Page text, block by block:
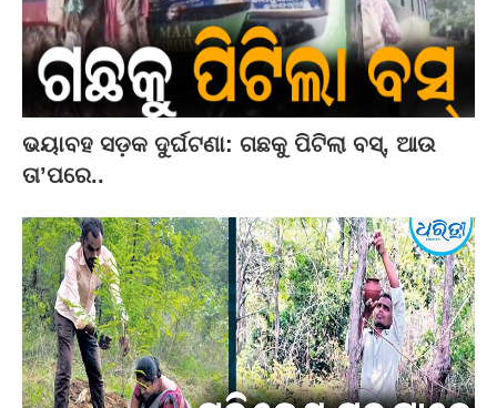
ଭୟାବହ ସଡ଼କ ଦୁର୍ଘଟଣା: ଗଛକୁ ପିଟିଲା ବସ୍‌, ଆଉ
ତା’ପରେ..